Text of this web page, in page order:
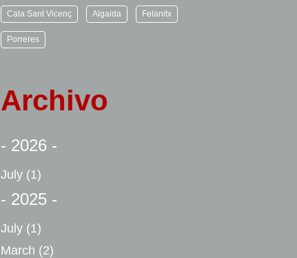
Cala Sant Vicenç Algaida Felanitx
Porreres
Archivo
- 2026 -
July (1)
- 2025 -
July (1)
March (2)